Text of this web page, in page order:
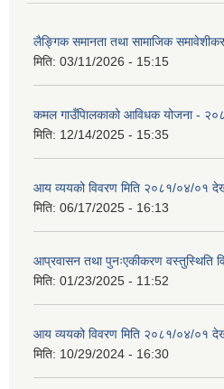
लैङ्गिक समानता तथा सामाजिक
मिति: 03/11/2026 - 15:15
कमल गाउँपािलकाको आविधक योजना -
मिति: 12/14/2025 - 15:35
आय व्ययको विवरण मिति २०८१/०४/०१
मिति: 06/17/2025 - 16:13
आप्रवासन तथा पुनःएकीकरण वस्तुस्थिति
मिति: 01/23/2025 - 11:52
आय व्ययको विवरण मिति २०८१/०४/०१
मिति: 10/29/2024 - 16:30